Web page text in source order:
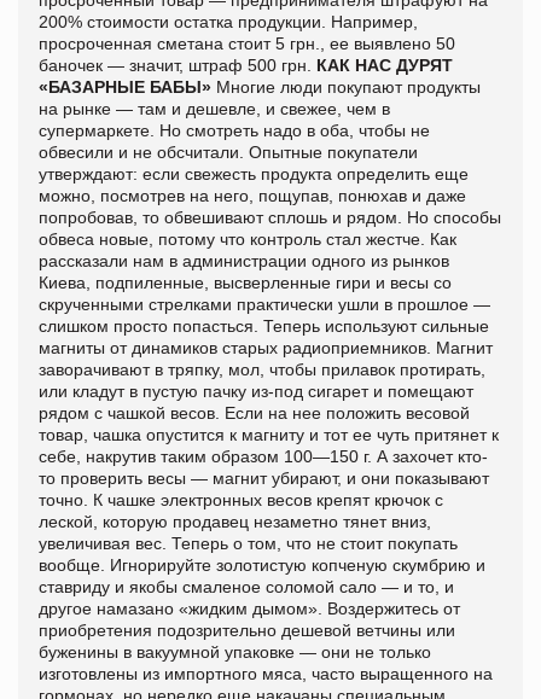
200% стоимости остатка продукции. Например,
просроченная сметана стоит 5 грн., ее выявлено 50
баночек — значит, штраф 500 грн. КАК НАС ДУРЯТ
«БАЗАРНЫЕ БАБЫ» Многие люди покупают продукты
на рынке — там и дешевле, и свежее, чем в
супермаркете. Но смотреть надо в оба, чтобы не
обвесили и не обсчитали. Опытные покупатели
утверждают: если свежесть продукта определить еще
можно, посмотрев на него, пощупав, понюхав и даже
попробовав, то обвешивают сплошь и рядом. Но способы
обвеса новые, потому что контроль стал жестче. Как
рассказали нам в администрации одного из рынков
Киева, подпиленные, высверленные гири и весы со
скрученными стрелками практически ушли в прошлое —
слишком просто попасться. Теперь используют сильные
магниты от динамиков старых радиоприемников. Магнит
заворачивают в тряпку, мол, чтобы прилавок протирать,
или кладут в пустую пачку из-под сигарет и помещают
рядом с чашкой весов. Если на нее положить весовой
товар, чашка опустится к магниту и тот ее чуть притянет к
себе, накрутив таким образом 100—150 г. А захочет кто-
то проверить весы — магнит убирают, и они показывают
точно. К чашке электронных весов крепят крючок с
леской, которую продавец незаметно тянет вниз,
увеличивая вес. Теперь о том, что не стоит покупать
вообще. Игнорируйте золотистую копченую скумбрию и
ставриду и якобы смаленое соломой сало — и то, и
другое намазано «жидким дымом». Воздержитесь от
приобретения подозрительно дешевой ветчины или
буженины в вакуумной упаковке — они не только
изготовлены из импортного мяса, часто выращенного на
гормонах, но нередко еще накачаны специальным